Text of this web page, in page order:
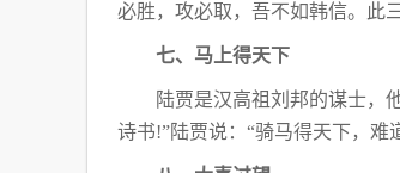
必胜，攻必取，吾不如韩信。此
七、马上得天下
陆贾是汉高祖刘邦的谋士，
诗书!”陆贾说：“骑马得天下，难